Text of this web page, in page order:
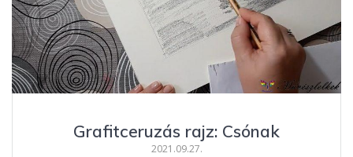
Grafitceruzás rajz: Csónak
2021.09.27.